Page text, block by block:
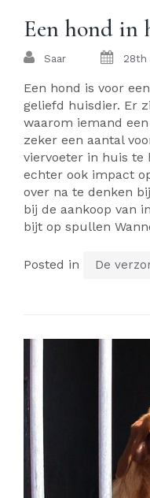
Een hond in
Saar 28th
Een hond is voor
geliefd huisdier. Er
waarom iemand
zeker een aantal
viervoeter in huis te
echter ook impact
over na te denken
bij de aankoop van
bijt op spullen
Posted in De